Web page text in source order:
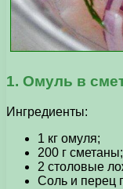
1. Омуль в
Ингредиенты:
1 кг омуля;
200 г сметаны;
2 столовые
Соль и перец